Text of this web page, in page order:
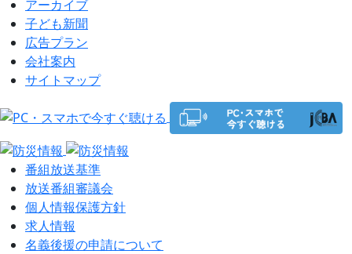
アーカイブ
⼦ども新聞
広告プラン
会社案内
サイトマップ
番組放送基準
放送番組審議会
個⼈情報保護⽅針
求⼈情報
名義後援の申請について